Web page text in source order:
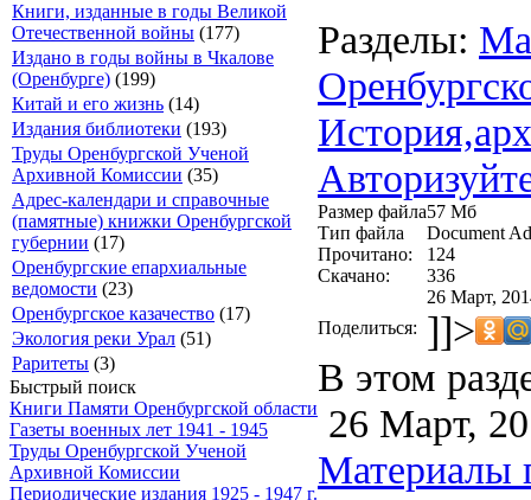
Книги, изданные в годы Великой
Отечественной войны (177)
Издано в годы войны в Чкалове
(Оренбурге) (199)
Китай и его жизнь (14)
Издания библиотеки (193)
Труды Оренбургской Ученой
Архивной Комиссии (35)
Адрес-календари и справочные
(памятные) книжки Оренбургской
губернии (17)
Оренбургские епархиальные
ведомости (23)
Оренбургское казачество (17)
Экология реки Урал (51)
Раритеты (3)
Быстрый поиск
Книги Памяти Оренбургской области
Газеты военных лет 1941 - 1945
Труды Оренбургской Ученой
Архивной Комиссии
Периодические издания 1925 - 1947 г.
Разделы:
Размер файла57 Мб
Тип файла
Document
Прочитано:
124
Скачано:
336
26 Март,
Поделиться: ]]>
В этом
26 Март,
Материалы